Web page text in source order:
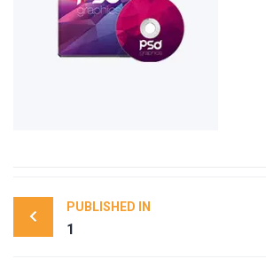
Post
navigation
PUBLISHED IN
1